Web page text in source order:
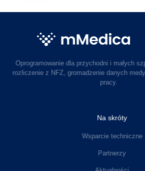
Oprogramowanie dla przychodni i małych
rozliczenie z NFZ, gromadzenie danych
pracy.
Na skróty
Wsparcie techniczne
Partnerzy